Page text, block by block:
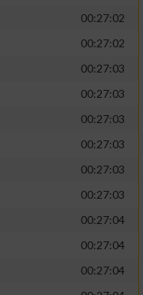
00:27:02
00:27:02
00:27:03
00:27:03
00:27:03
00:27:03
00:27:03
00:27:03
00:27:04
00:27:04
00:27:04